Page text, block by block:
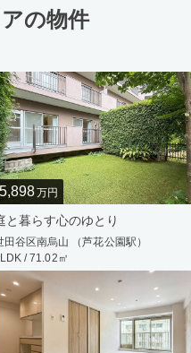
の物件
5,898万円
と暮らす心のゆとり
田谷区南烏山 （芦花公園駅）
/ 71.02㎡